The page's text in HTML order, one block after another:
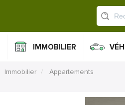
IMMOBILIER
Immobilier Appartements